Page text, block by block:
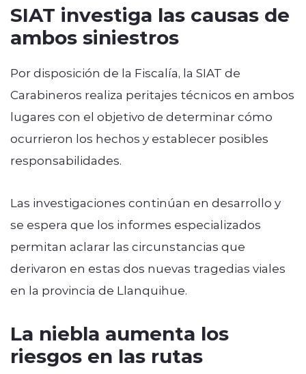
SIAT investiga las causas de
ambos siniestros
Por disposición de la Fiscalía, la SIAT de
Carabineros realiza peritajes técnicos en ambos
lugares con el objetivo de determinar cómo
ocurrieron los hechos y establecer posibles
responsabilidades.
Las investigaciones continúan en desarrollo y
se espera que los informes especializados
permitan aclarar las circunstancias que
derivaron en estas dos nuevas tragedias viales
en la provincia de Llanquihue.
La niebla aumenta los
riesgos en las rutas